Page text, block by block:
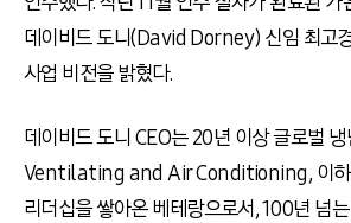
데이비드 도니(David Dorney) 신임 최고
사업 비전을 밝혔다.
데이비드 도니 CEO는 20년 이상 글로벌
Ventilating and Air Conditioning, 이하
리더십을 쌓아온 베테랑으로서, 100년 넘